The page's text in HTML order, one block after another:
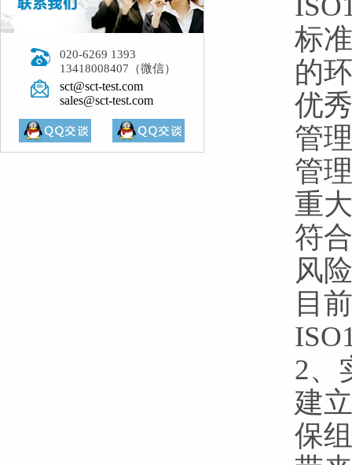
020-6269 1393
13418008407（微信）
sct@sct-test.com
sales@sct-test.com
标
的
优
管
管
重
符
风
目
2、
建
保